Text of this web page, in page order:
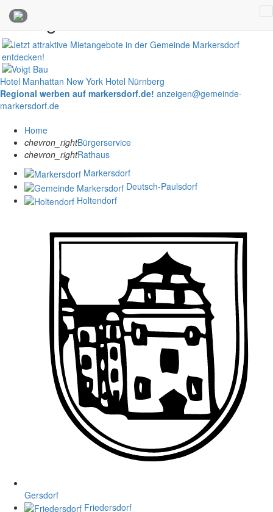
Anzeigen
Hotel Manhattan New York Hotel Nürnberg
Regional werben auf markersdorf.de! anzeigen@gemeinde-
markersdorf.de
Home
chevron_rightBürgerservice
chevron_rightRathaus
Markersdorf
Deutsch-Paulsdorf
Holtendorf
Gersdorf
Friedersdorf